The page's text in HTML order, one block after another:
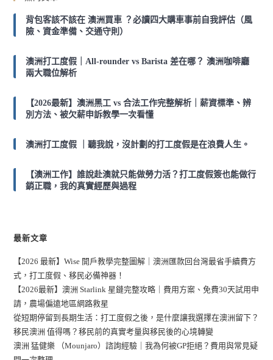
tab
背包客該不該在 澳洲買車 ？必讀四大購車事前自我評估（風
險、資金準備、交通守則）
澳洲打工度假｜All-rounder vs Barista 差在哪？ 澳洲咖啡廳
兩大職位解析
【2026最新】澳洲黑工 vs 合法工作完整解析｜薪資標準、辨
別方法、被欠薪申訴教學一次看懂
澳洲打工度假 ｜聽我說，沒計劃的打工度假是在浪費人生。
【澳洲工作】誰說赴澳就只能做勞力活？打工度假簽也能做行
銷正職，我的真實經歷與過程
最新文章
【2026 最新】Wise 開戶教學完整圖解｜澳洲匯款回台灣最省手續費方
式，打工度假、移民必備神器！
【2026最新】澳洲 Starlink 星鏈完整攻略｜費用方案、免費30天試用申
請，農場偏遠地區網路救星
從短期停留到長期生活：打工度假之後，是什麼讓我選擇在澳洲留下？
移民澳洲 值得嗎？移民前的真實考量與移民後的心境轉變
澳洲 猛健樂 （Mounjaro）諮詢經驗｜我為何被GP拒絕？費用與常見疑